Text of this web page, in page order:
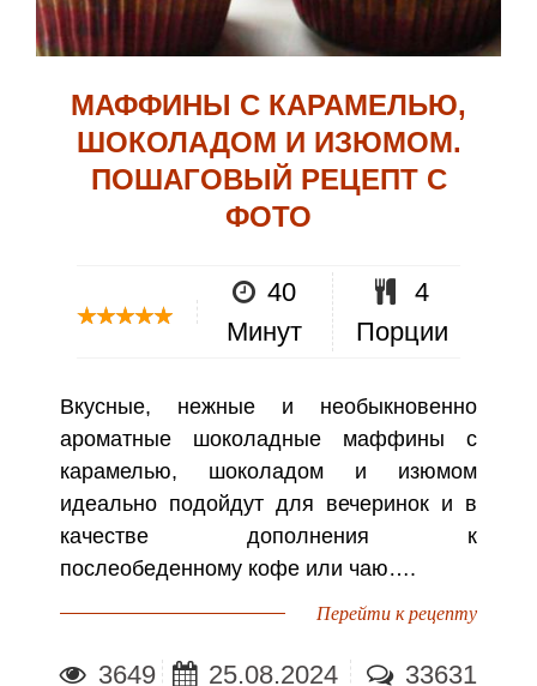
МАФФИНЫ С КАРАМЕЛЬЮ,
ШОКОЛАДОМ И ИЗЮМОМ.
ПОШАГОВЫЙ РЕЦЕПТ С
ФОТО
40
Минут
4
Порции
Вкусные, нежные и необыкновенно
ароматные шоколадные маффины с
карамелью, шоколадом и изюмом
идеально подойдут для вечеринок и в
качестве дополнения к
послеобеденному кофе или чаю….
Перейти к рецепту
3649 25.08.2024 33631